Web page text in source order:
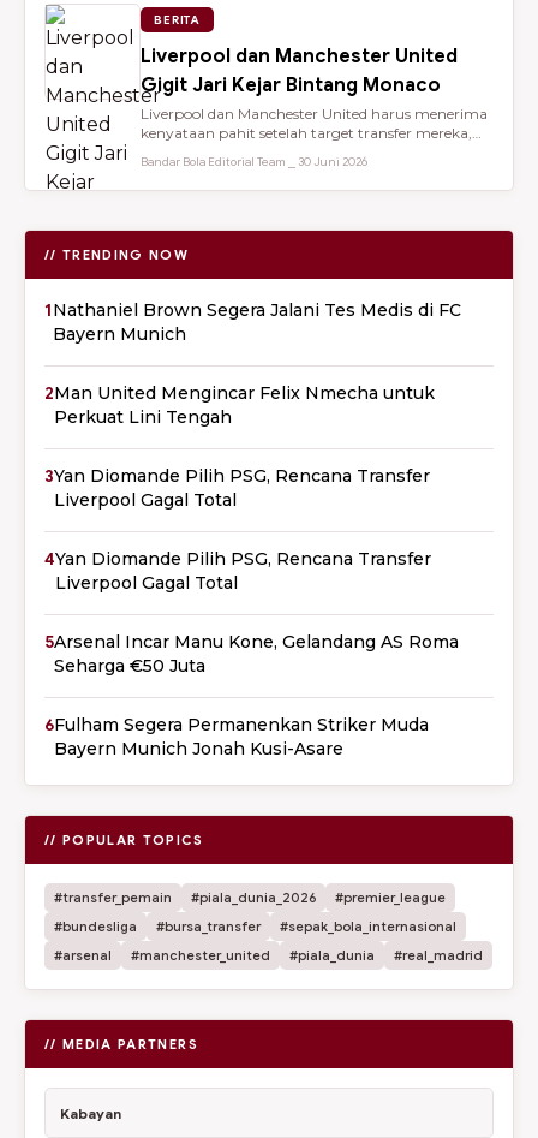
BERITA
Liverpool dan Manchester United
Gigit Jari Kejar Bintang Monaco
Liverpool dan Manchester United harus menerima
kenyataan pahit setelah target transfer mereka,
Bandar Bola Editorial Team ⎯ 30 Juni 2026
// TRENDING NOW
1Nathaniel Brown Segera Jalani Tes Medis di FC
Bayern Munich
2Man United Mengincar Felix Nmecha untuk
Perkuat Lini Tengah
3Yan Diomande Pilih PSG, Rencana Transfer
Liverpool Gagal Total
4Yan Diomande Pilih PSG, Rencana Transfer
Liverpool Gagal Total
5Arsenal Incar Manu Kone, Gelandang AS Roma
Seharga €50 Juta
6Fulham Segera Permanenkan Striker Muda
Bayern Munich Jonah Kusi-Asare
// POPULAR TOPICS
#transfer_pemain #piala_dunia_2026
#premier_league
#bundesliga
#bursa_transfer
#sepak_bola_internasional
#arsenal
#manchester_united #piala_dunia #real_madrid
// MEDIA PARTNERS
Kabayan